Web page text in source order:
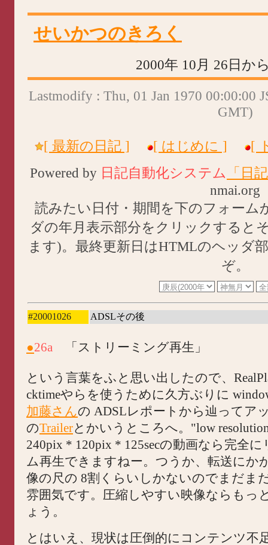
せいかつのきろく
2000年 10月 26日
Lastmodify : Thu, 01 Jan 1970 00:00:00
GMT)
[ 最新の日記 ] [ はじめに ]
[
Powered by 日記自動化システム
「日
nmai.org
読みたい日付・期間を下のフォー
ダの年月表示部分をクリックすると
ます)。最終更新日はHTMLのヘッダ
ぞ。
#20001026 ADSLその後
●26a 「ストリーミング再生」
という言葉をふと思い出したので、
cktimeやらを使うために久方ぶりに
加藤さんの ADSLレポートから辿ってア
のTrailerとかいうところへ。"low
240pix * 120pix * 125secの動画なら完全
ム再生できますねー。つうか、転送にか
像の尺の 8割くらいしかないのでまだま
雰囲気です。圧縮しやすい映像ならもっ
ょう。
とはいえ、現状は圧倒的にコンテンツ不